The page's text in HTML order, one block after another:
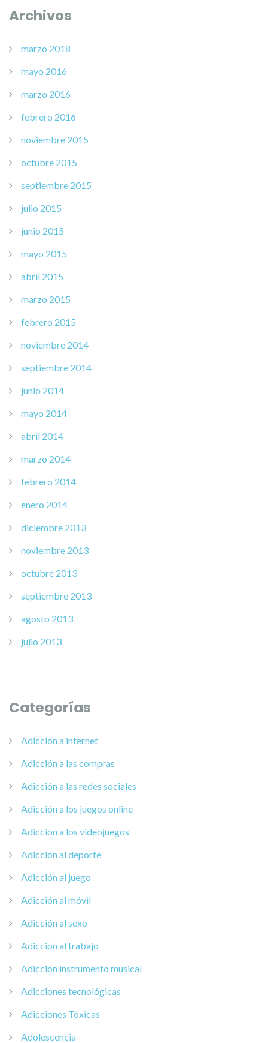
Archivos
marzo 2018
mayo 2016
marzo 2016
febrero 2016
noviembre 2015
octubre 2015
septiembre 2015
julio 2015
junio 2015
mayo 2015
abril 2015
marzo 2015
febrero 2015
noviembre 2014
septiembre 2014
junio 2014
mayo 2014
abril 2014
marzo 2014
febrero 2014
enero 2014
diciembre 2013
noviembre 2013
octubre 2013
septiembre 2013
agosto 2013
julio 2013
Categorías
Adicción a internet
Adicción a las compras
Adicción a las redes sociales
Adicción a los juegos online
Adicción a los videojuegos
Adicción al deporte
Adicción al juego
Adicción al móvil
Adicción al sexo
Adicción al trabajo
Adicción instrumento musical
Adicciones tecnológicas
Adicciones Tóxicas
Adolescencia